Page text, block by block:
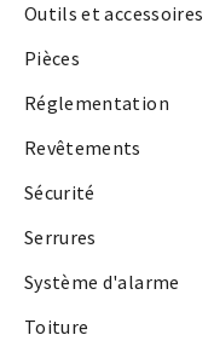
Outils et accessoires
Pièces
Réglementation
Revêtements
Sécurité
Serrures
Système d'alarme
Toiture